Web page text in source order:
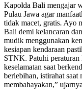
Kapolda Bali mengajar
Pulau Jawa agar
tidak macet, gratis. Ayo
Bali demi kelancaran
mudik menggunakan
kesiapan kendaraan
STNK. Patuhi peraturan
keselamatan saat
berlebihan, istirahat saat
membahayakan,”